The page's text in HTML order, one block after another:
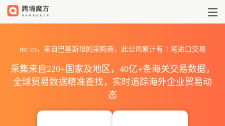
nic co，来自巴基斯坦的采购商，此公司累计有 1 笔进口交易
采集来自220+国家及地区，40亿+条海关交易数据，
全球贸易数据精准查找，实时追踪海外企业贸易动
态